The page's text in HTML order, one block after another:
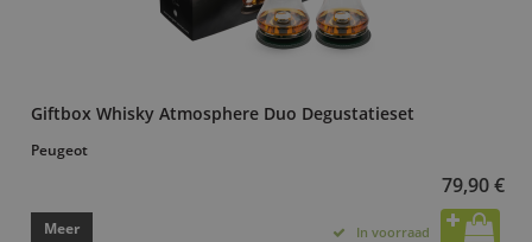
Giftbox Whisky Atmosphere Duo Degustatieset
Peugeot
79,90 €
Meer In voorraad